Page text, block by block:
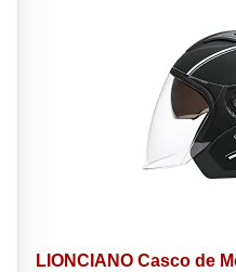
LIONCIANO Casco de